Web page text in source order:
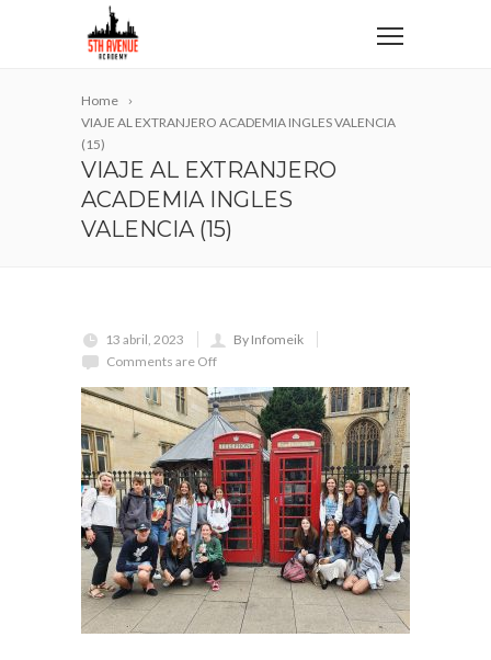
Home
VIAJE AL EXTRANJERO ACADEMIA INGLES VALENCIA
(15)
VIAJE AL EXTRANJERO
ACADEMIA INGLES
VALENCIA (15)
13 abril, 2023
By Infomeik
Comments are Off